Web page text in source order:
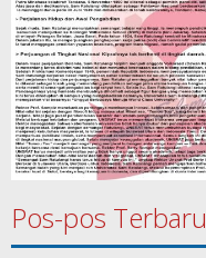
Pos-pos Terbaru